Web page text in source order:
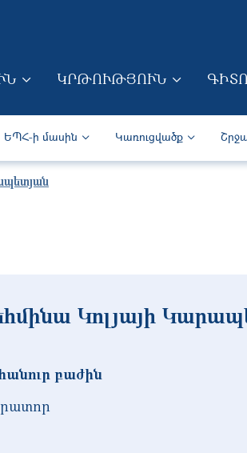
(ARM)
ԿՐԹՈՒԹՅՈՒՆ
Secondary navigation
ԵՊՀ-ի մասին Կառուցվածք
Կոլյայի
բաժին